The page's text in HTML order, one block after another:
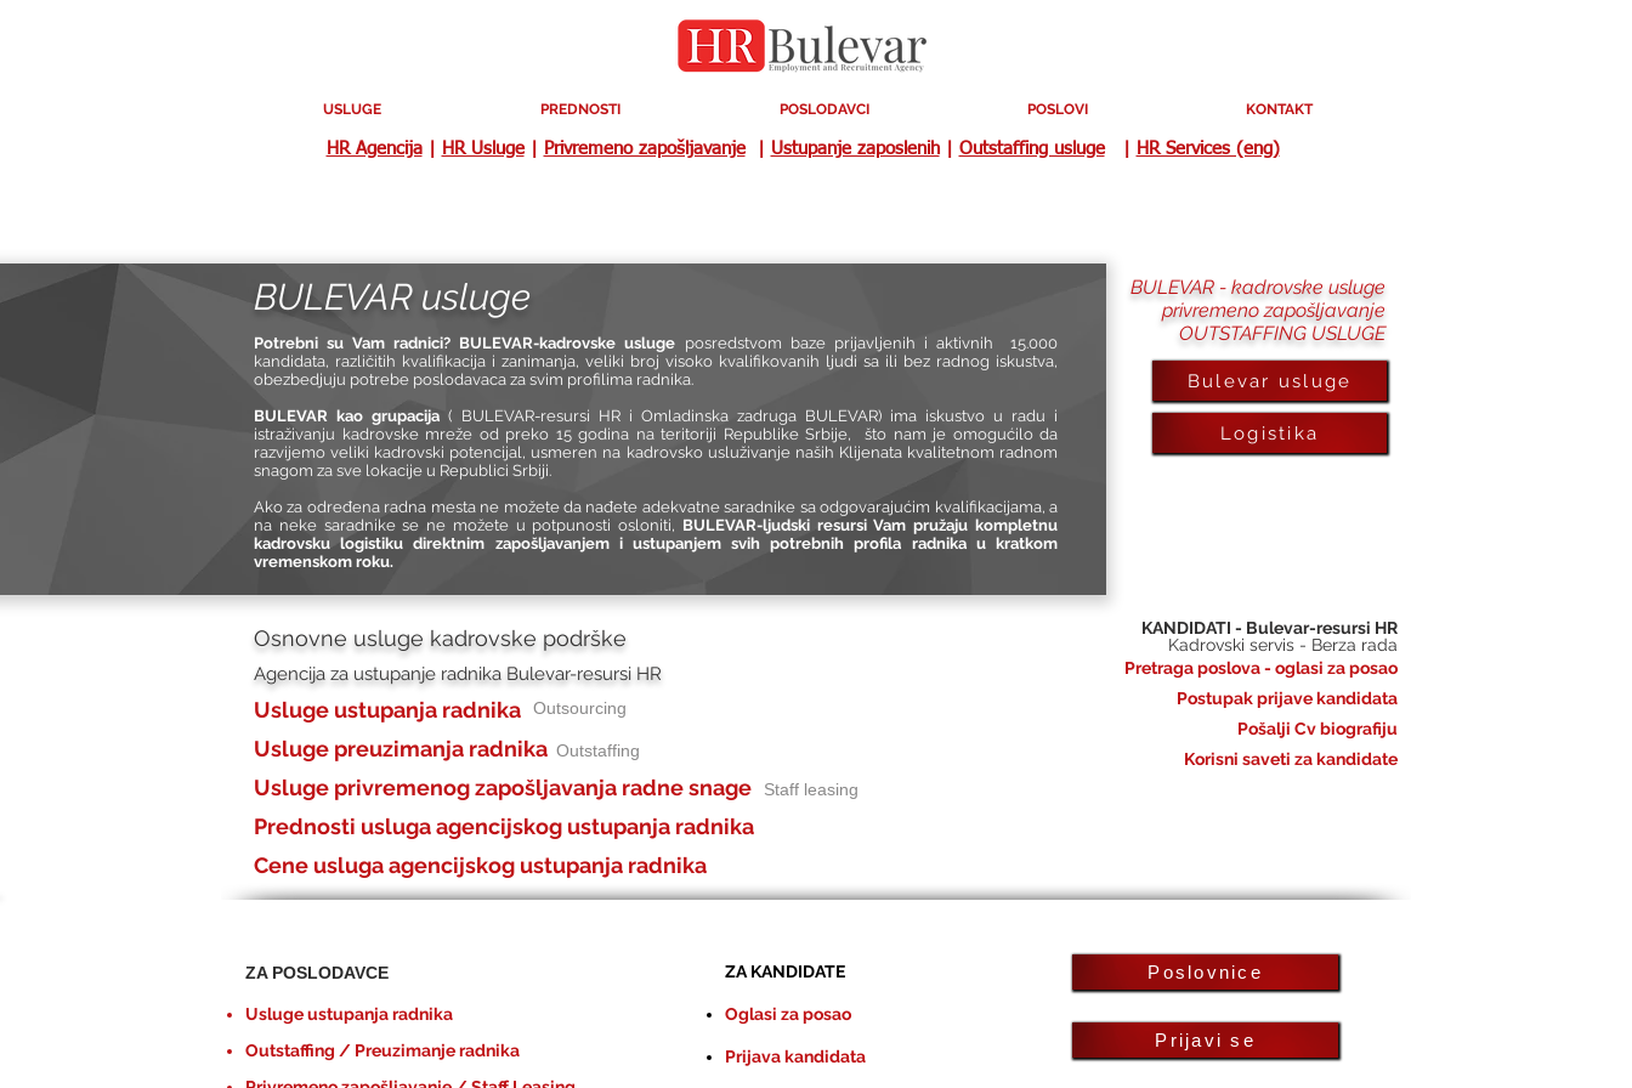
USLUGE PREDNOSTI POSLODAVCI POSLOVI KONTAKT
HR Agencija| HR Usluge| Privremeno zapošljavanje| Ustupanje zaposlenih| Outstaffing usluge| HR Services (eng)
BULEVAR usluge
BULEVAR - kadrovske usluge
privremeno zapošljavanje
OUTSTAFFING USLUGE
Potrebni su Vam radnici? BULEVAR-kadrovske usluge posredstvom baze prijavljenih i aktivnih 15.000
kandidata, različitih kvalifikacija i zanimanja, veliki broj visoko kvalifikovanih ljudi sa ili bez radnog iskustva,
obezbedjuju potrebe poslodavaca za svim profilima radnika.
BULEVAR kao grupacija ( BULEVAR-resursi HR i Omladinska zadruga BULEVAR) ima iskustvo u radu i
istraživanju kadrovske mreže od preko 15 godina na teritoriji Republike Srbije, što nam je omogućilo da
razvijemo veliki kadrovski potencijal, usmeren na kadrovsko usluživanje naših Klijenata kvalitetnom radnom
snagom za sve lokacije u Republici Srbiji.
Ako za određena radna mesta ne možete da nađete adekvatne saradnike sa odgovarajućim kvalifikacijama, a
na neke saradnike se ne možete u potpunosti osloniti, BULEVAR-ljudski resursi Vam pružaju kompletnu
kadrovsku logistiku direktnim zapošljavanjem i ustupanjem svih potrebnih profila radnika u kratkom
vremenskom roku.
Bulevar usluge
Logistika
Osnovne usluge kadrovske podrške
Agencija za ustupanje radnika Bulevar-resursi HR
Usluge ustupanja radnika
Usluge preuzimanja radnika
Usluge privremenog zapošljavanja radne snage
Prednosti usluga agencijskog ustupanja radnika
Cene usluga agencijskog ustupanja radnika
Staff leasing
Outstaffing
Outsourcing
KANDIDATI - Bulevar-resursi HR
Kadrovski servis - Berza rada
Pretraga poslova - oglasi za posao
Postupak prijave kandidata
Pošalji Cv biografiju
Korisni saveti za kandidate
ZA POSLODAVCE
Usluge ustupanja radnika
Outstaffing / Preuzimanje radnika
ZA KANDIDATE
Oglasi za posao
Prijava kandidata
Poslovnice
Prijavi se